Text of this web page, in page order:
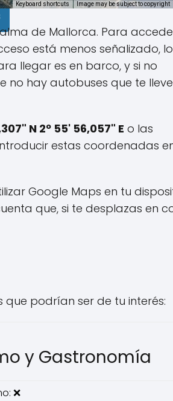
Keyboard shortcuts Image may be subject to copyright
de Mallorca. Para
está menos señalizado,
llegar es en barco, y si no
no hay autobuses que te
N 2º 55' 56,057" E o las
estas coordenadas
Google Maps en tu
que, si te desplazas en
podrían ser de tu interés:
y Gastronomía
❌